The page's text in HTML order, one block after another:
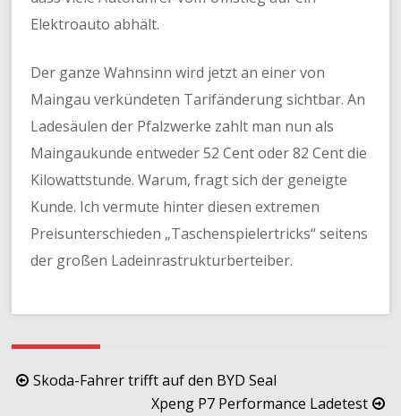
Elektroauto abhält.
Der ganze Wahnsinn wird jetzt an einer von
Maingau verkündeten Tarifänderung sichtbar. An
Ladesäulen der Pfalzwerke zahlt man nun als
Maingaukunde entweder 52 Cent oder 82 Cent die
Kilowattstunde. Warum, fragt sich der geneigte
Kunde. Ich vermute hinter diesen extremen
Preisunterschieden „Taschenspielertricks“ seitens
der großen Ladeinrastrukturberteiber.
Beitragsnavigation
Skoda-Fahrer trifft auf den BYD Seal
Xpeng P7 Performance Ladetest